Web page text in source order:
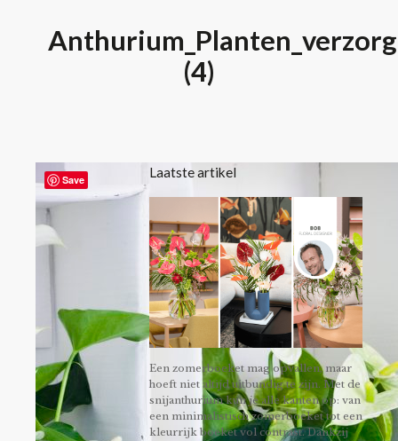
(4)
Laatste artikel
Een zomerboeket mag opvallen, maar
hoeft niet altijd uitbundig te zijn. Met de
snijanthurium kun je alle kanten op: van
een minimalistisch zomerboeket tot een
kleurrijk boeket vol contrast. Dankzij
Save